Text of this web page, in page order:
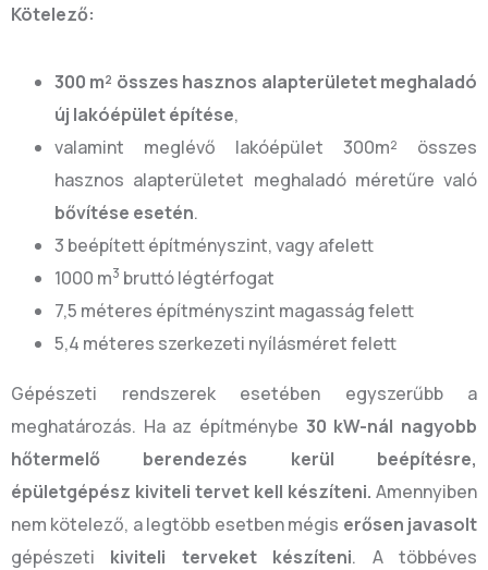
Kötelező:
300 m² összes hasznos alapterületet meghaladó
új lakóépület építése,
valamint meglévő lakóépület 300m² összes
hasznos alapterületet meghaladó méretűre való
bővítése esetén.
3 beépített építményszint, vagy afelett
1000 m3 bruttó légtérfogat
7,5 méteres építményszint magasság felett
5,4 méteres szerkezeti nyílásméret felett
Gépészeti rendszerek esetében egyszerűbb a
meghatározás. Ha az építménybe 30 kW-nál nagyobb
hőtermelő berendezés kerül beépítésre,
épületgépész kiviteli tervet kell készíteni. Amennyiben
nem kötelező, a legtöbb esetben mégis erősen javasolt
gépészeti kiviteli terveket készíteni. A többéves